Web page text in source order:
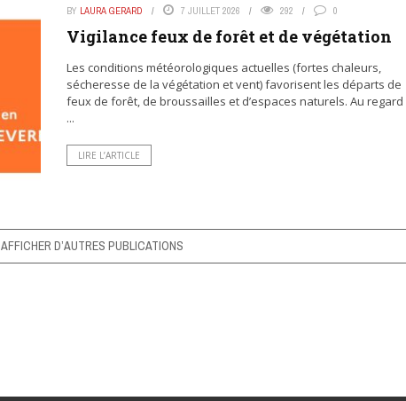
BY LAURA GERARD 7 JUILLET 2026 292 0
Vigilance feux de forêt et de végétation
Les conditions météorologiques actuelles (fortes chaleurs,
sécheresse de la végétation et vent) favorisent les départs de
feux de forêt, de broussailles et d’espaces naturels. Au regard
...
LIRE L’ARTICLE
AFFICHER D’AUTRES PUBLICATIONS